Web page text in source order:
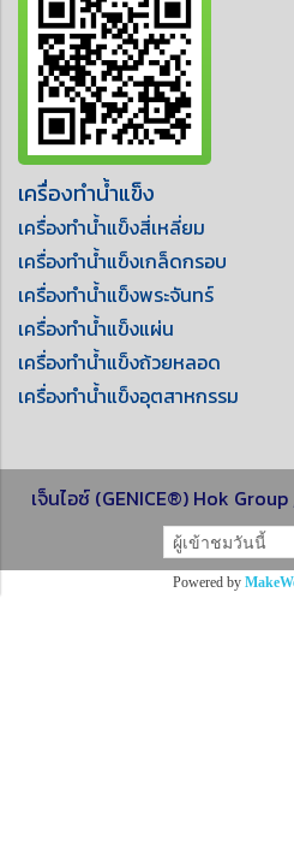
เครื่องทำน้ำแข็ง
เครื่องทำน้ำแข็งสี่เหลี่ยม
เครื่องทำน้ำแข็งเกล็ดกรอบ
เครื่องทำน้ำแข็งพระจันทร์
เครื่องทำน้ำแข็งแผ่น
เครื่องทำน้ำแข็งถ้วยหลอด
เครื่องทำน้ำแข็งอุตสาหกรรม
เจ็นไอซ์ (GENICE®) Hok
ผู้เข้าชมวันนี้
Powered by